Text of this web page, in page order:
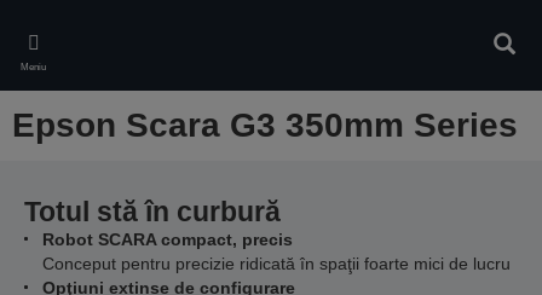
main
content
Meniu
Epson Scara G3 350mm Series
Totul stă în curbură
Robot SCARA compact, precis
Conceput pentru precizie ridicată în spaţii foarte mici de lucru
Opţiuni extinse de configurare